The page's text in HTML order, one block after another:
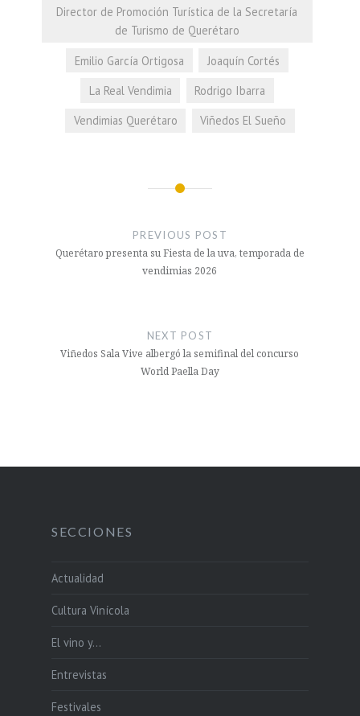
Director de Promoción Turística de la Secretaría
de Turismo de Querétaro
Emilio García Ortigosa
Joaquín Cortés
La Real Vendimia
Rodrigo Ibarra
Vendimias Querétaro
Viñedos El Sueño
entradas
PREVIOUS POST
Querétaro presenta su Fiesta de la uva, temporada de
vendimias 2026
NEXT POST
Viñedos Sala Vive albergó la semifinal del concurso
World Paella Day
SECCIONES
Actualidad
Cultura Vinícola
El vino y…
Entrevistas
Festivales